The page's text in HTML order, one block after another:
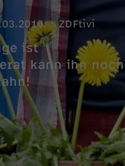
ZDFtivi
ist
kann ihn noch